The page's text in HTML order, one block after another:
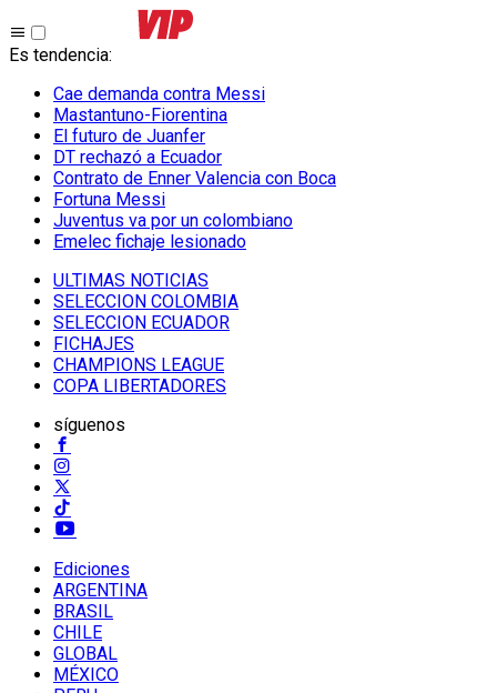
Es tendencia:
Cae demanda contra Messi
Mastantuno-Fiorentina
El futuro de Juanfer
DT rechazó a Ecuador
Contrato de Enner Valencia con Boca
Fortuna Messi
Juventus va por un colombiano
Emelec fichaje lesionado
ULTIMAS NOTICIAS
SELECCION COLOMBIA
SELECCION ECUADOR
FICHAJES
CHAMPIONS LEAGUE
COPA LIBERTADORES
síguenos
Ediciones
ARGENTINA
BRASIL
CHILE
GLOBAL
MÉXICO